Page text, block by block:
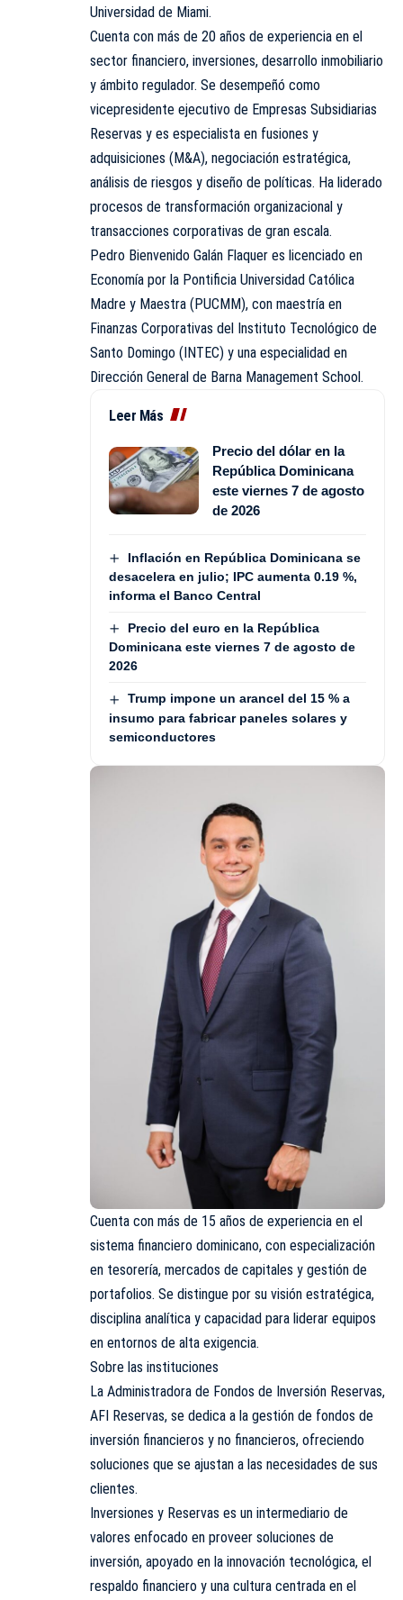
Universidad de Miami.
Cuenta con más de 20 años de experiencia en el
sector financiero, inversiones, desarrollo inmobiliario
y ámbito regulador. Se desempeñó como
vicepresidente ejecutivo de Empresas Subsidiarias
Reservas y es especialista en fusiones y
adquisiciones (M&A), negociación estratégica,
análisis de riesgos y diseño de políticas. Ha liderado
procesos de transformación organizacional y
transacciones corporativas de gran escala.
Pedro Bienvenido Galán Flaquer es licenciado en
Economía por la Pontificia Universidad Católica
Madre y Maestra (PUCMM), con maestría en
Finanzas Corporativas del Instituto Tecnológico de
Santo Domingo (INTEC) y una especialidad en
Dirección General de Barna Management School.
Leer Más
Precio del dólar en la
República Dominicana
este viernes 7 de agosto
de 2026
Inflación en República Dominicana se
desacelera en julio; IPC aumenta 0.19 %,
informa el Banco Central
Precio del euro en la República
Dominicana este viernes 7 de agosto de
2026
Trump impone un arancel del 15 % a
insumo para fabricar paneles solares y
semiconductores
Cuenta con más de 15 años de experiencia en el
sistema financiero dominicano, con especialización
en tesorería, mercados de capitales y gestión de
portafolios. Se distingue por su visión estratégica,
disciplina analítica y capacidad para liderar equipos
en entornos de alta exigencia.
Sobre las instituciones
La Administradora de Fondos de Inversión Reservas,
AFI Reservas, se dedica a la gestión de fondos de
inversión financieros y no financieros, ofreciendo
soluciones que se ajustan a las necesidades de sus
clientes.
Inversiones y Reservas es un intermediario de
valores enfocado en proveer soluciones de
inversión, apoyado en la innovación tecnológica, el
respaldo financiero y una cultura centrada en el